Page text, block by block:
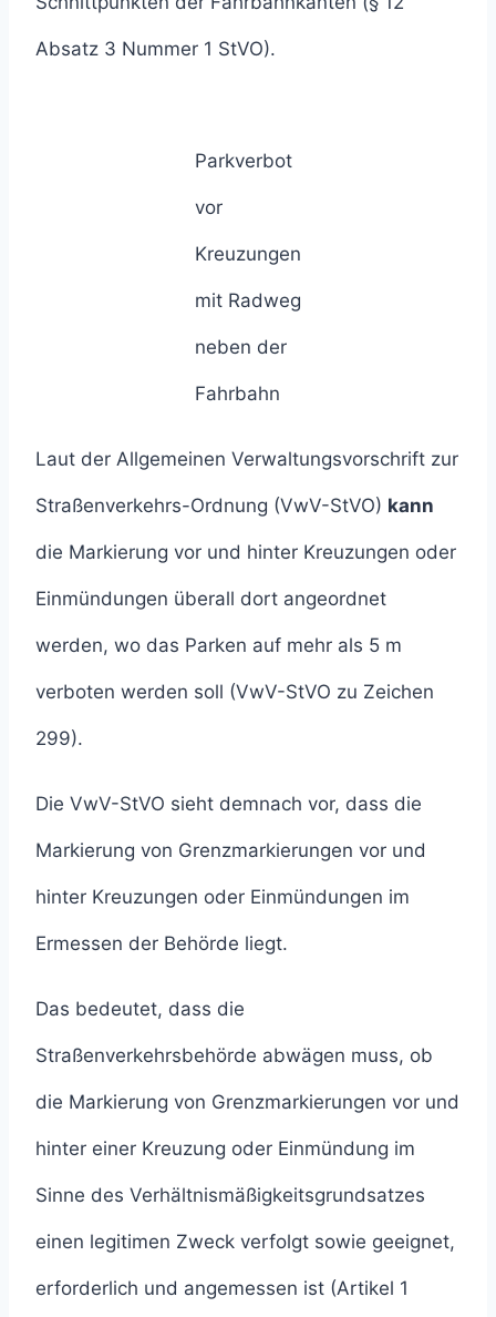
Absatz 3 Nummer 1 StVO).
Parkverbot
vor
Kreuzungen
mit Radweg
neben der
Fahrbahn
Laut der Allgemeinen Verwaltungsvorschrift zur
Straßenverkehrs-Ordnung (VwV-StVO) kann
die Markierung vor und hinter Kreuzungen oder
Einmündungen überall dort angeordnet
werden, wo das Parken auf mehr als 5 m
verboten werden soll (VwV-StVO zu Zeichen
299).
Die VwV-StVO sieht demnach vor, dass die
Markierung von Grenzmarkierungen vor und
hinter Kreuzungen oder Einmündungen im
Ermessen der Behörde liegt.
Das bedeutet, dass die
Straßenverkehrsbehörde abwägen muss, ob
die Markierung von Grenzmarkierungen vor und
hinter einer Kreuzung oder Einmündung im
Sinne des Verhältnismäßigkeitsgrundsatzes
einen legitimen Zweck verfolgt sowie geeignet,
erforderlich und angemessen ist (Artikel 1